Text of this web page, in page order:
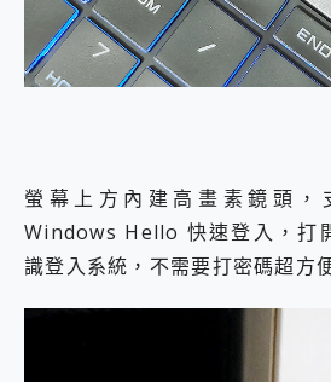
螢幕上方內建高畫素鏡頭，
Windows Hello 快速登入，打
識登入系統，不需要打密碼超方